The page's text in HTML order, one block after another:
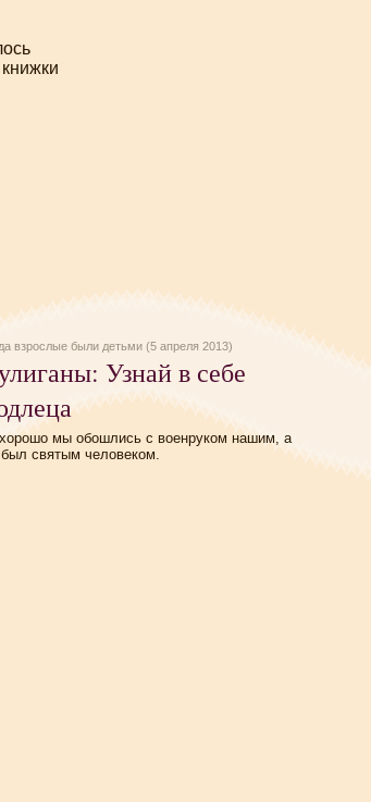
взрослые были детьми (5 апреля 2013)
Узнай в себе
мы обошлись с военруком нашим, а
святым человеком.